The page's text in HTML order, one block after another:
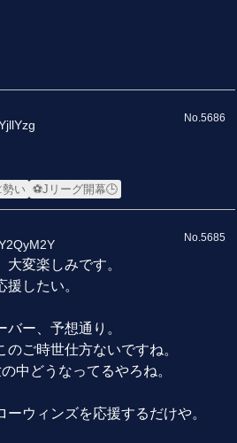
No.5686
勢い ⚽Jリーグ開幕🕒
No.5685
変楽しみです。
したい。
ー、予想通り。
ご時世仕方ないですね。
中どうなってるやろね。
ウィンズを応援するだけや。